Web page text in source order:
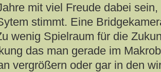
mit viel Freude dabei
stimmt. Eine
wenig Spielraum für die
das man gerade im
vergrößern oder gar in den